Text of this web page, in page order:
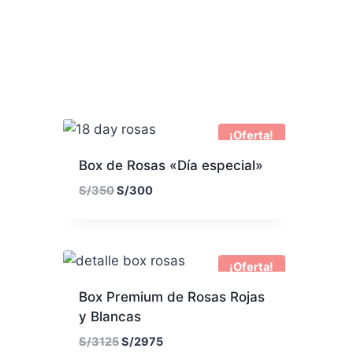
¡Oferta!
Box de Rosas «Día especial»
S/350E
e
i
o
o
S/300E
e
i
a
¡Oferta!
Box Premium de Rosas Rojas
y Blancas
S/3125E
S/2975E